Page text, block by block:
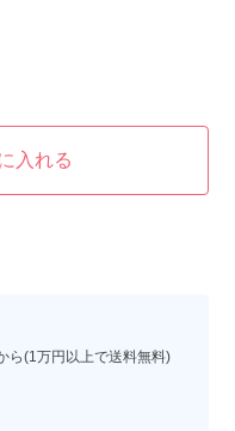
入れる
ら(1万円以上で送料無料)